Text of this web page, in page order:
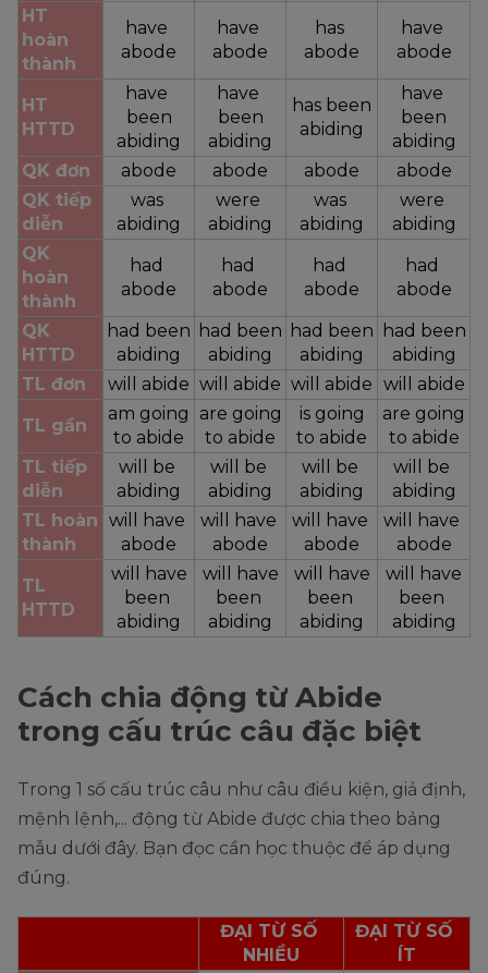
HT
hoàn
thành
have
abode
have
abode
has
abode
have
abode
HT
HTTD
have
been
abiding
have
been
abiding
has been
abiding
have
been
abiding
QK đơn
abode abode abode
abode
QK tiếp
diễn
was
abiding
were
abiding
was
abiding
were
abiding
QK
hoàn
thành
had
abode
had
abode
had
abode
had
abode
QK
HTTD
had been
abiding
had been
abiding
had been
abiding
had been
abiding
TL đơn
will abide will abide will abide will abide
TL gần
am going
to abide
are going
to abide
is going
to abide
are going
to abide
TL tiếp
diễn
will be
abiding
will be
abiding
will be
abiding
will be
abiding
TL hoàn
thành
will have
abode
will have
abode
will have
abode
will have
abode
TL
HTTD
will have
been
abiding
will have
been
abiding
will have
been
abiding
will have
been
abiding
Cách chia động từ Abide
trong cấu trúc câu đặc biệt
Trong 1 số cấu trúc câu như câu điều kiện, giả định,
mệnh lệnh,... động từ Abide được chia theo bảng
mẫu dưới đây. Bạn đọc cần học thuộc để áp dụng
đúng.
ĐẠI TỪ SỐ
NHIỀU
ĐẠI TỪ SỐ
ÍT